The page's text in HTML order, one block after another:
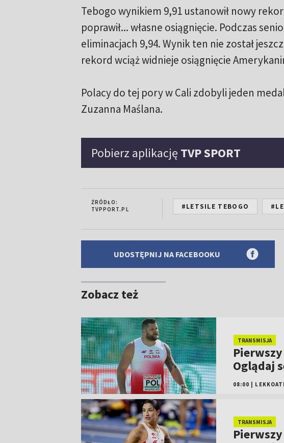
Tebogo wynikiem 9,91 ustanowił nowy
poprawił... własne osiągnięcie. Podczas
eliminacjach 9,94. Wynik ten nie został
rekord wciąż widnieje osiągnięcie
Polacy do tej pory w Cali zdobyli jeden
Zuzanna Maślana.
Pobierz aplikację TVP SPORT
ŹRÓDŁO:
TVPPORT.PL
#LETSILE TEBOGO
UDOSTĘPNIJ NA FACEBOOKU
Zobacz też
TRANSMISJA
Oglądaj
08:00
TRANSMISJA